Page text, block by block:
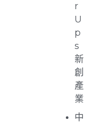
r
U
p
s
新
創
產
業
中